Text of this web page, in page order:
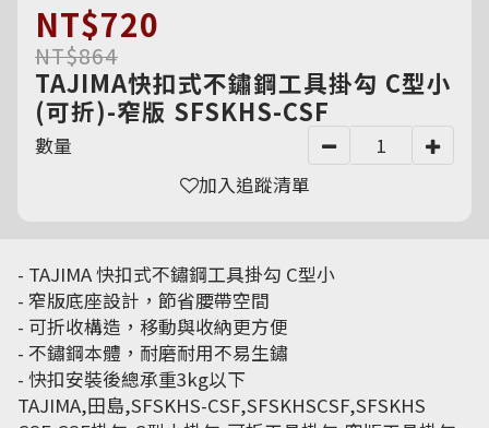
NT$720
NT$864
TAJIMA快扣式不鏽鋼工具掛勾 C型小
(可折)-窄版 SFSKHS-CSF
數量
加入追蹤清單
- TAJIMA 快扣式不鏽鋼工具掛勾 C型小
- 窄版底座設計，節省腰帶空間
- 可折收構造，移動與收納更方便
- 不鏽鋼本體，耐磨耐用不易生鏽
- 快扣安裝後總承重3kg以下
TAJIMA,田島,SFSKHS-CSF,SFSKHSCSF,SFSKHS